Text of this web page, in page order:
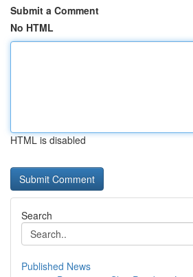
Submit a Comment
No HTML
HTML is disabled
Search
Published News